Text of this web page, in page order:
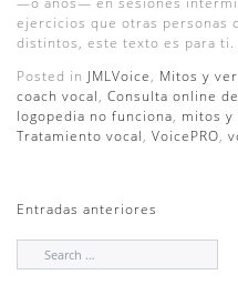
ejercicios que otras personas
distintos, este texto es para ti.
Posted in JMLVoice, Mitos y
coach vocal, Consulta online
logopedia no funciona, mitos y
Tratamiento vocal, VoicePRO,
NAVEGACIÓN
DE
ENTRADAS
Entradas anteriores